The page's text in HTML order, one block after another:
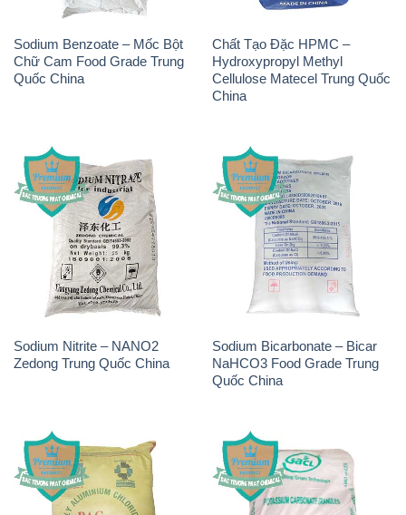
Sodium Benzoate – Mốc Bột
Chữ Cam Food Grade Trung
Quốc China
Chất Tạo Đặc HPMC –
Hydroxypropyl Methyl
Cellulose Matecel Trung Quốc
China
Sodium Nitrite – NANO2
Zedong Trung Quốc China
Sodium Bicarbonate – Bicar
NaHCO3 Food Grade Trung
Quốc China